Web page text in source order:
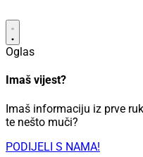
Oglas
Imaš vijest?
Imaš informaciju iz prve
te nešto muči?
PODIJELI S NAMA!